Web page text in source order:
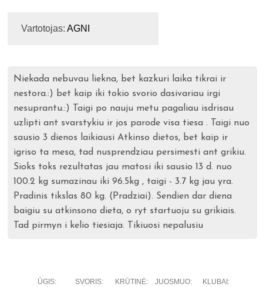
Vartotojas:AGNI
Niekada nebuvau liekna, bet kazkuri laika tikrai ir
nestora.:) bet kaip iki tokio svorio dasivariau irgi
nesuprantu.:) Taigi po nauju metu pagaliau isdrisau
uzlipti ant svarstykiu ir jos parode visa tiesa . Taigi nuo
sausio 3 dienos laikiausi Atkinso dietos, bet kaip ir
igriso ta mesa, tad nusprendziau persimesti ant grikiu.
Sioks toks rezultatas jau matosi iki sausio 13 d. nuo
100.2 kg sumazinau iki 96.5kg , taigi - 3.7 kg jau yra.
Pradinis tikslas 80 kg. (Pradziai). Sendien dar diena
baigiu su atkinsono dieta, o ryt startuoju su grikiais.
Tad pirmyn i kelio tiesiaja. Tikiuosi nepalusiu
ŪGIS: SVORIS: KRŪTINĖ: JUOSMUO: KLUBAI: